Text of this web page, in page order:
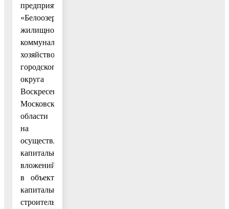
предприятию
«Белоозерское
жилищно-
коммунальное
хозяйство»
городского
округа
Воскресенск
Московской
области
на
осуществление
капитальных
вложений
в объект
капитального
строительства